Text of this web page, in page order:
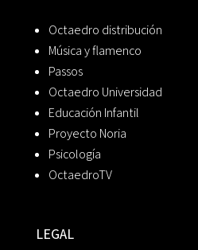
Octaedro distribución
Música y flamenco
Passos
Octaedro Universidad
Educación Infantil
Proyecto Noria
Psicología
OctaedroTV
LEGAL